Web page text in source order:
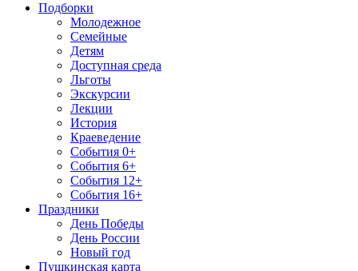
Подборки
Молодежное
Семейные
Детям
Доступная среда
Льготы
Экскурсии
Лекции
История
Краеведение
События 0+
События 6+
События 12+
События 16+
Праздники
День Победы
День России
Новый год
Пушкинская карта